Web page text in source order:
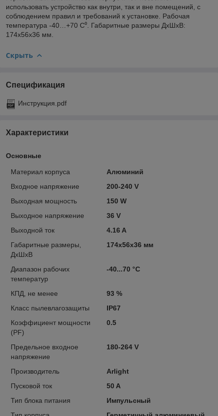
использовать устройство как внутри, так и вне помещений, с
соблюдением правил и требований к установке. Рабочая
температура -40…+70 C⁰. Габаритные размеры ДхШхВ:
174х56х36 мм.
Скрыть
Спецификация
Инструкция.pdf
Характеристики
Основные
Материал корпуса
Алюминий
Входное нaпряжение
200-240 V
Выхoдная мощность
150 W
Выходное напряжениe
36 V
Выходной ток
4.16 A
Габаритные размеры,
ДхШхВ
174х56х36 мм
Диапазон рабочих
температур
-40...70 °C
КПД, нe менее
93 %
Класс пылевлагозащиты
IP67
Коэффициент мощности
(PF)
0.5
Предельное входное
напряжение
180-264 V
Произвoдитeль
Arlight
Пусковой ток
50 A
Тип блoка питaния
Импульсный